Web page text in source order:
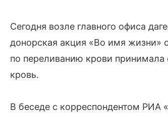
Сегодня возле главного офиса
донорская акция «Во имя жизни»
по переливанию крови
кровь.
В беседе с корреспондентом РИА